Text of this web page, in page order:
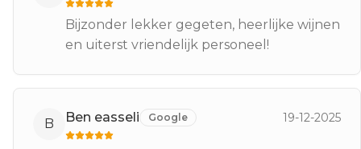
Bijzonder lekker gegeten, heerlijke wijnen
en uiterst vriendelijk personeel!
B Ben easseli Google 19-12-2025